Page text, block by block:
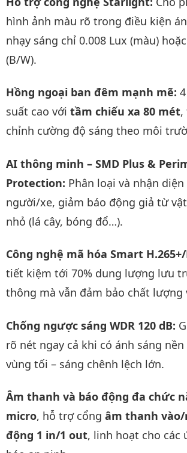
hình ảnh màu rõ trong điều kiện
nhạy sáng chỉ 0.008 Lux (màu)
(B/W).
Hồng ngoại ban đêm mạnh mẽ:
suất cao với tầm chiếu xa 80 mét,
chỉnh cường độ sáng theo môi
AI thông minh – SMD Plus &
Protection: Phân loại và nhận
người/xe, giảm báo động giả từ
nhỏ (lá cây, bóng đổ…).
Công nghệ mã hóa Smart H.265+/
tiết kiệm tới 70% dung lượng lưu
thông mà vẫn đảm bảo chất lượng
Chống ngược sáng WDR 120 dB:
rõ nét ngay cả khi có ánh sáng
vùng tối – sáng chênh lệch lớn.
Âm thanh và báo động đa chức
micro, hỗ trợ cổng âm thanh vào/
động 1 in/1 out, linh hoạt cho các